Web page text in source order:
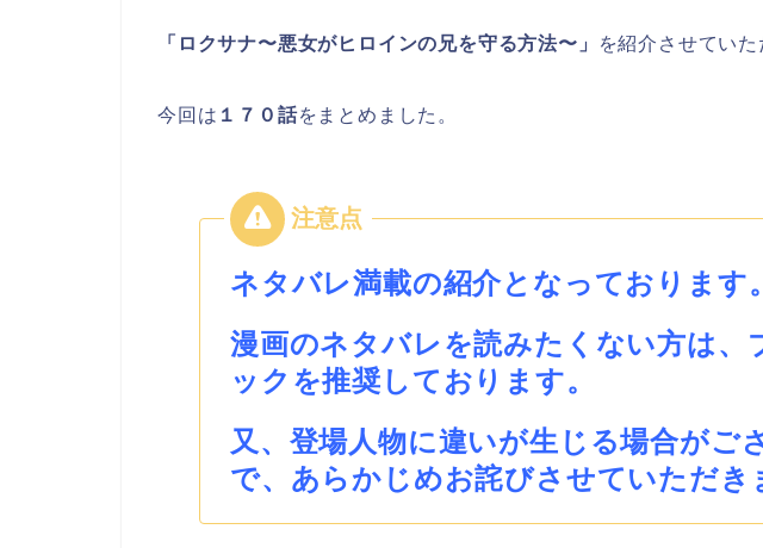
「ロクサナ〜悪女がヒロインの兄を守る方法〜」 を紹介させていた
今回は １７０ 話をまとめました。
ネタバレ満載の紹介となっております。
漫画のネタバレを読みたくない方は、
ックを推奨しております。
又、登場人物に違いが生じる場合がご
で、あらかじめお詫びさせていただき